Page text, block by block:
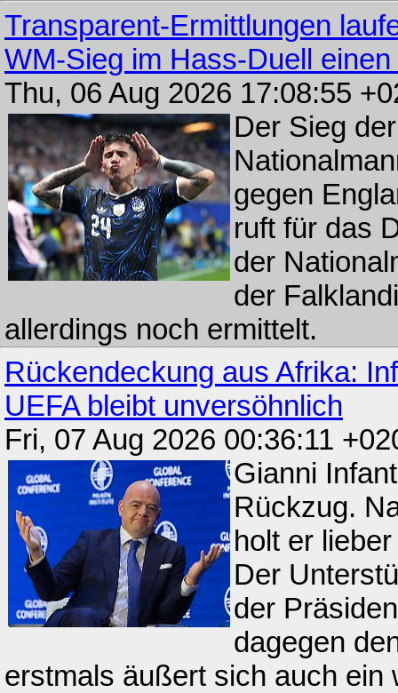
Transparent-Ermittlungen
WM-Sieg im Hass-Duell
Thu, 06 Aug 2026 17:08:55
Der Sieg
gegen
ruft für das
der
der
allerdings noch ermittelt.
Rückendeckung aus Afrika:
UEFA bleibt unversöhnlich
Fri, 07 Aug 2026 00:36:11
Gianni
Rückzug.
holt er
Der
der
dagegen
erstmals äußert sich auch ein